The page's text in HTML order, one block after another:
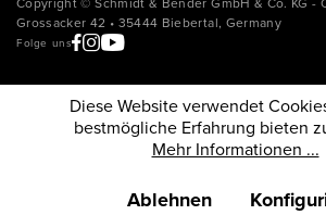
Grossacker 42 • 35444 Biebertal, Germany
Folge uns
Diese Website verwendet
bestmögliche Erfahrung bieten
Mehr Informationen ...
Ablehnen